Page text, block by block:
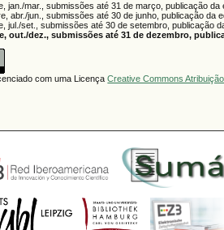
jan./mar., submissões até 31 de março, publicação da
abr./jun., submissões até 30 de junho, publicação da
jul./set., submissões até 30 de setembro, publicação
out./dez., submissões até 31 de dezembro,
com uma LicençaCreative Commons